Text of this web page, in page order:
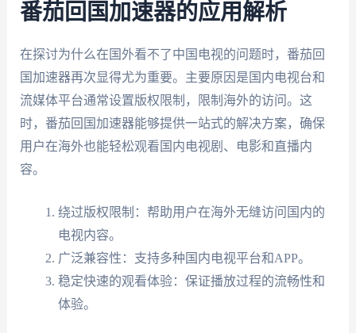
番茄回国加速器的应用解析
在探讨为什么在国外看不了中国电视的问题时，番茄回
国加速器再次显得尤为重要。主要原因是国内电视台和
流媒体平台通常设置版权限制，限制海外的访问。这
时，番茄回国加速器能够提供一站式的解决方案，确保
用户在海外也能轻松观看国内电视剧、电影和直播内
容。
绕过版权限制：帮助用户在海外无缝访问国内的
电视内容。
广泛兼容性：支持多种国内电视平台和APP。
稳定快速的观看体验：保证播放过程的流畅性和
体验。